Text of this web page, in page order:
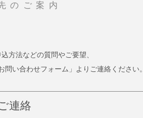
のご案内
方法などの質問やご要望、
い合わせフォーム」よりご連絡ください。
連絡